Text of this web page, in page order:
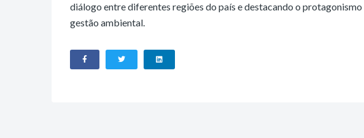
diálogo entre diferentes regiões do país e destacando o
gestão ambiental.